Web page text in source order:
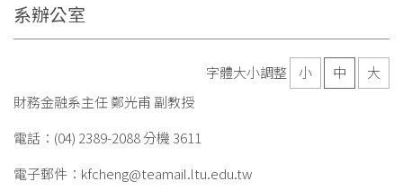
系辦公室
字體大小調整 小 中
大
財務金融系主任 鄭光甫 副教授
電話：(04) 2389-2088 分機 3611
電子郵件：kfcheng@teamail.ltu.edu.tw